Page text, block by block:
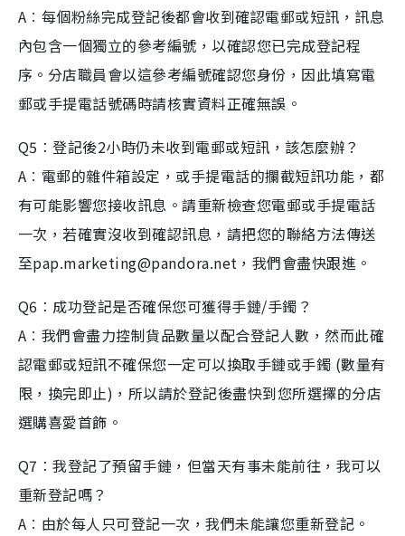
A︰每個粉絲完成登記後都會收到確認電郵或短訊，訊息
內包含一個獨立的參考編號，以確認您已完成登記程
序。分店職員會以這參考編號確認您身份，因此填寫電
郵或手提電話號碼時請核實資料正確無誤。
Q5︰登記後2小時仍未收到電郵或短訊，該怎麼辦？
A︰電郵的雜件箱設定，或手提電話的攔截短訊功能，都
有可能影響您接收訊息。請重新檢查您電郵或手提電話
一次，若確實沒收到確認訊息，請把您的聯絡方法傳送
至pap.marketing@pandora.net，我們會盡快跟進。
Q6︰成功登記是否確保您可獲得手鏈/手鐲？
A︰我們會盡力控制貨品數量以配合登記人數，然而此確
認電郵或短訊不確保您一定可以換取手鏈或手鐲 (數量有
限，換完即止)，所以請於登記後盡快到您所選擇的分店
選購喜愛首飾。
Q7︰我登記了預留手鏈，但當天有事未能前往，我可以
重新登記嗎？
A︰由於每人只可登記一次，我們未能讓您重新登記。